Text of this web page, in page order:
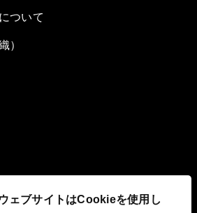
ェブサイトはCookieを使用し
ついて
）
取り組み